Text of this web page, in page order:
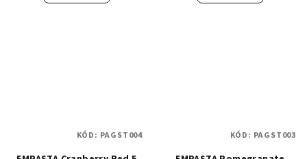
KÓD: PAGST004 KÓD: PAGST003